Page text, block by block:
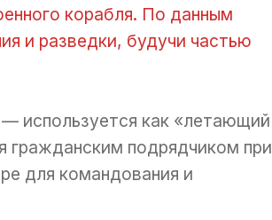
корабля. По данным
и разведки, будучи частью
используется как «летающий
гражданским подрядчиком при
для командования и